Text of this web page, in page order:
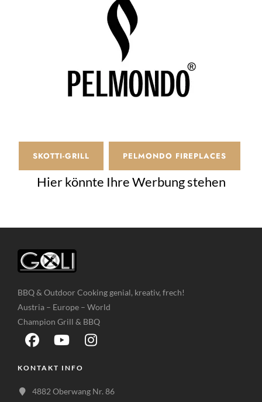
SKOTTI-GRILL PELMONDO FIREPLACES
Hier könnte Ihre Werbung stehen
BBQ & Outdoor Cooking genial, kreativ, frech!
Austria – Europe – World
Champion Grill & BBQ
KONTAKT INFO
4882 Oberwang Nr. 86